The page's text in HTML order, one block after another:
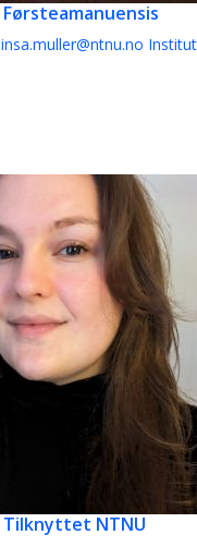
Førsteamanuensis
insa.muller@ntnu.no
Tilknyttet NTNU